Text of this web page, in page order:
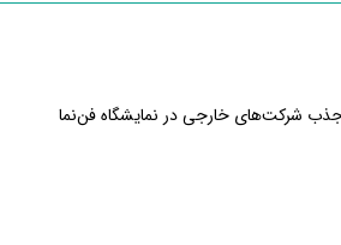
جذب شرکت‌های خارجی در نمایشگاه فن‌نما